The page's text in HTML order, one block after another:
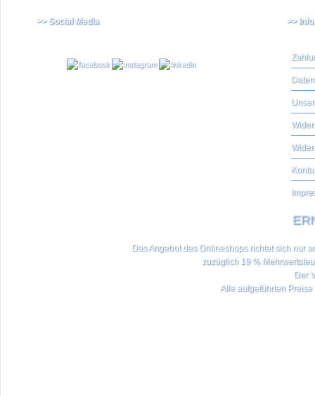
>> Social Media >>
Das Angebot des Onlineshops richtet sich nur
zuzüglich 19 %
Der
Alle aufgeführten